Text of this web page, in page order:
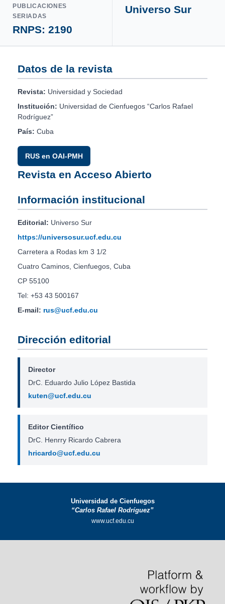
PUBLICACIONES
SERIADAS
RNPS: 2190
Universo Sur
Datos de la revista
Revista: Universidad y Sociedad
Institución: Universidad de Cienfuegos “Carlos Rafael
Rodríguez”
País: Cuba
RUS en OAI-PMH
Revista en Acceso Abierto
Información institucional
Editorial: Universo Sur
https://universosur.ucf.edu.cu
Carretera a Rodas km 3 1/2
Cuatro Caminos, Cienfuegos, Cuba
CP 55100
Tel: +53 43 500167
E-mail: rus@ucf.edu.cu
Dirección editorial
Director
DrC. Eduardo Julio López Bastida
kuten@ucf.edu.cu
Editor Científico
DrC. Henrry Ricardo Cabrera
hricardo@ucf.edu.cu
Universidad de Cienfuegos
“Carlos Rafael Rodríguez”
www.ucf.edu.cu